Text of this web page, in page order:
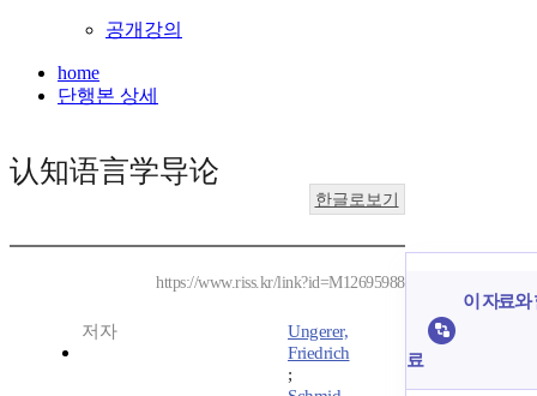
공개강의
home
단행본 상세
认知语言学导论
한글로보기
https://www.riss.kr/link?id=M12695988
저자
Ungerer,
Friedrich
;
이 자료와
료